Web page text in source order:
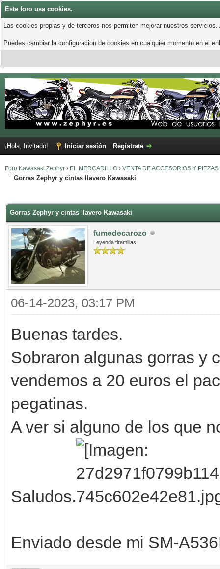
Este foro usa cookies.
Las cookies propias y de terceros nos permiten mejorar nuestros
Puedes cambiar la configuracion de cookies en cualquier momento en el
¡Hola, Invitado! Iniciar sesión Regístrate
Foro Kawasaki Zephyr › EL MERCADILLO › VENTA DE ACCESORIOS Y PIEZAS
Gorras Zephyr y cintas llavero Kawasaki
Gorras Zephyr y cintas llavero Kawasaki
fumedecarozo
Leyenda tiramillas
06-14-2023, 03:17 PM
Buenas tardes.
Sobraron algunas gorras y
vendemos a 20 euros el
pegatinas.
A ver si alguno de los que
Saludos.
Enviado desde mi SM-